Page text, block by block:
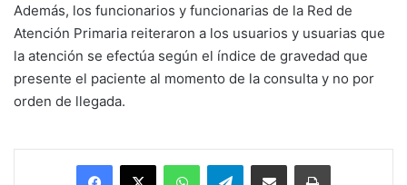
Además, los funcionarios y funcionarias de la Red de
Atención Primaria reiteraron a los usuarios y usuarias que
la atención se efectúa según el índice de gravedad que
presente el paciente al momento de la consulta y no por
orden de llegada.
Facebook
X WhatsAppTelegramEnviar vía email Imprimir